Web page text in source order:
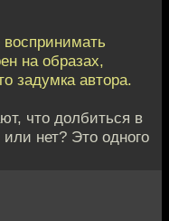
на образах,
задумка автора.
что долбиться в
нет? Это одного